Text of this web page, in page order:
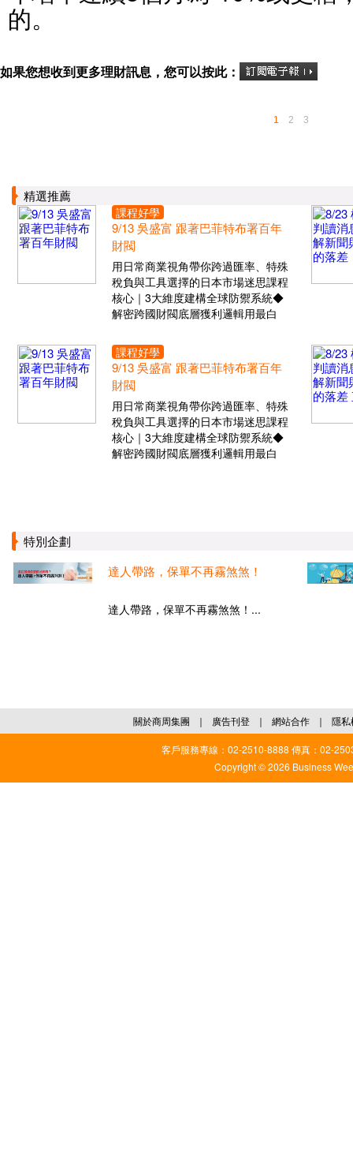
的。
如果您想收到更多理財訊息，您可以按此：
1 2 3
精選推薦
課程好學
9/13 吳盛富 跟著巴菲特布署百年
財閥
用日常商業視角帶你跨過匯率、特殊
稅負與工具選擇的日本市場迷思課程
核心｜3大維度建構全球防禦系統◆
解密跨國財閥底層獲利邏輯用最白
課程好學
9/13 吳盛富 跟著巴菲特布署百年
財閥
用日常商業視角帶你跨過匯率、特殊
稅負與工具選擇的日本市場迷思課程
核心｜3大維度建構全球防禦系統◆
解密跨國財閥底層獲利邏輯用最白
特別企劃
達人帶路，保單不再霧煞煞！
達人帶路，保單不再霧煞煞！...
關於商周集團 ｜ 廣告刊登 ｜ 網站合作 ｜ 隱私
客戶服務專線：02-2510-8888 傳真：02-
Copyright © 2026 Business